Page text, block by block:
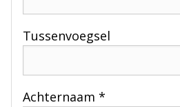
Tussenvoegsel
Achternaam *